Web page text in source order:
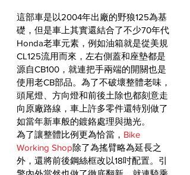
這部車是以2004年出廠的野狼125為基
礎，但是車上其實還結合了不少70年代
Honda老車元素，例如油箱就是從美規
CL125流用而來，左右側蓋和座墊都是
源自CB100，就連把手兩端的開關也是
使用老CB部品。為了不破壞整體老味，
頭尾燈、方向燈和前後土除也都刻意走
向原廠路線，車上許多零件還特別做了
如當年新車般的鍍鉻處理與拋光。
為了讓整體比例更為恰當， Bike
Working Shop除了為搖臂略為延長之
外，還將前後鋼絲框改以18吋配置。引